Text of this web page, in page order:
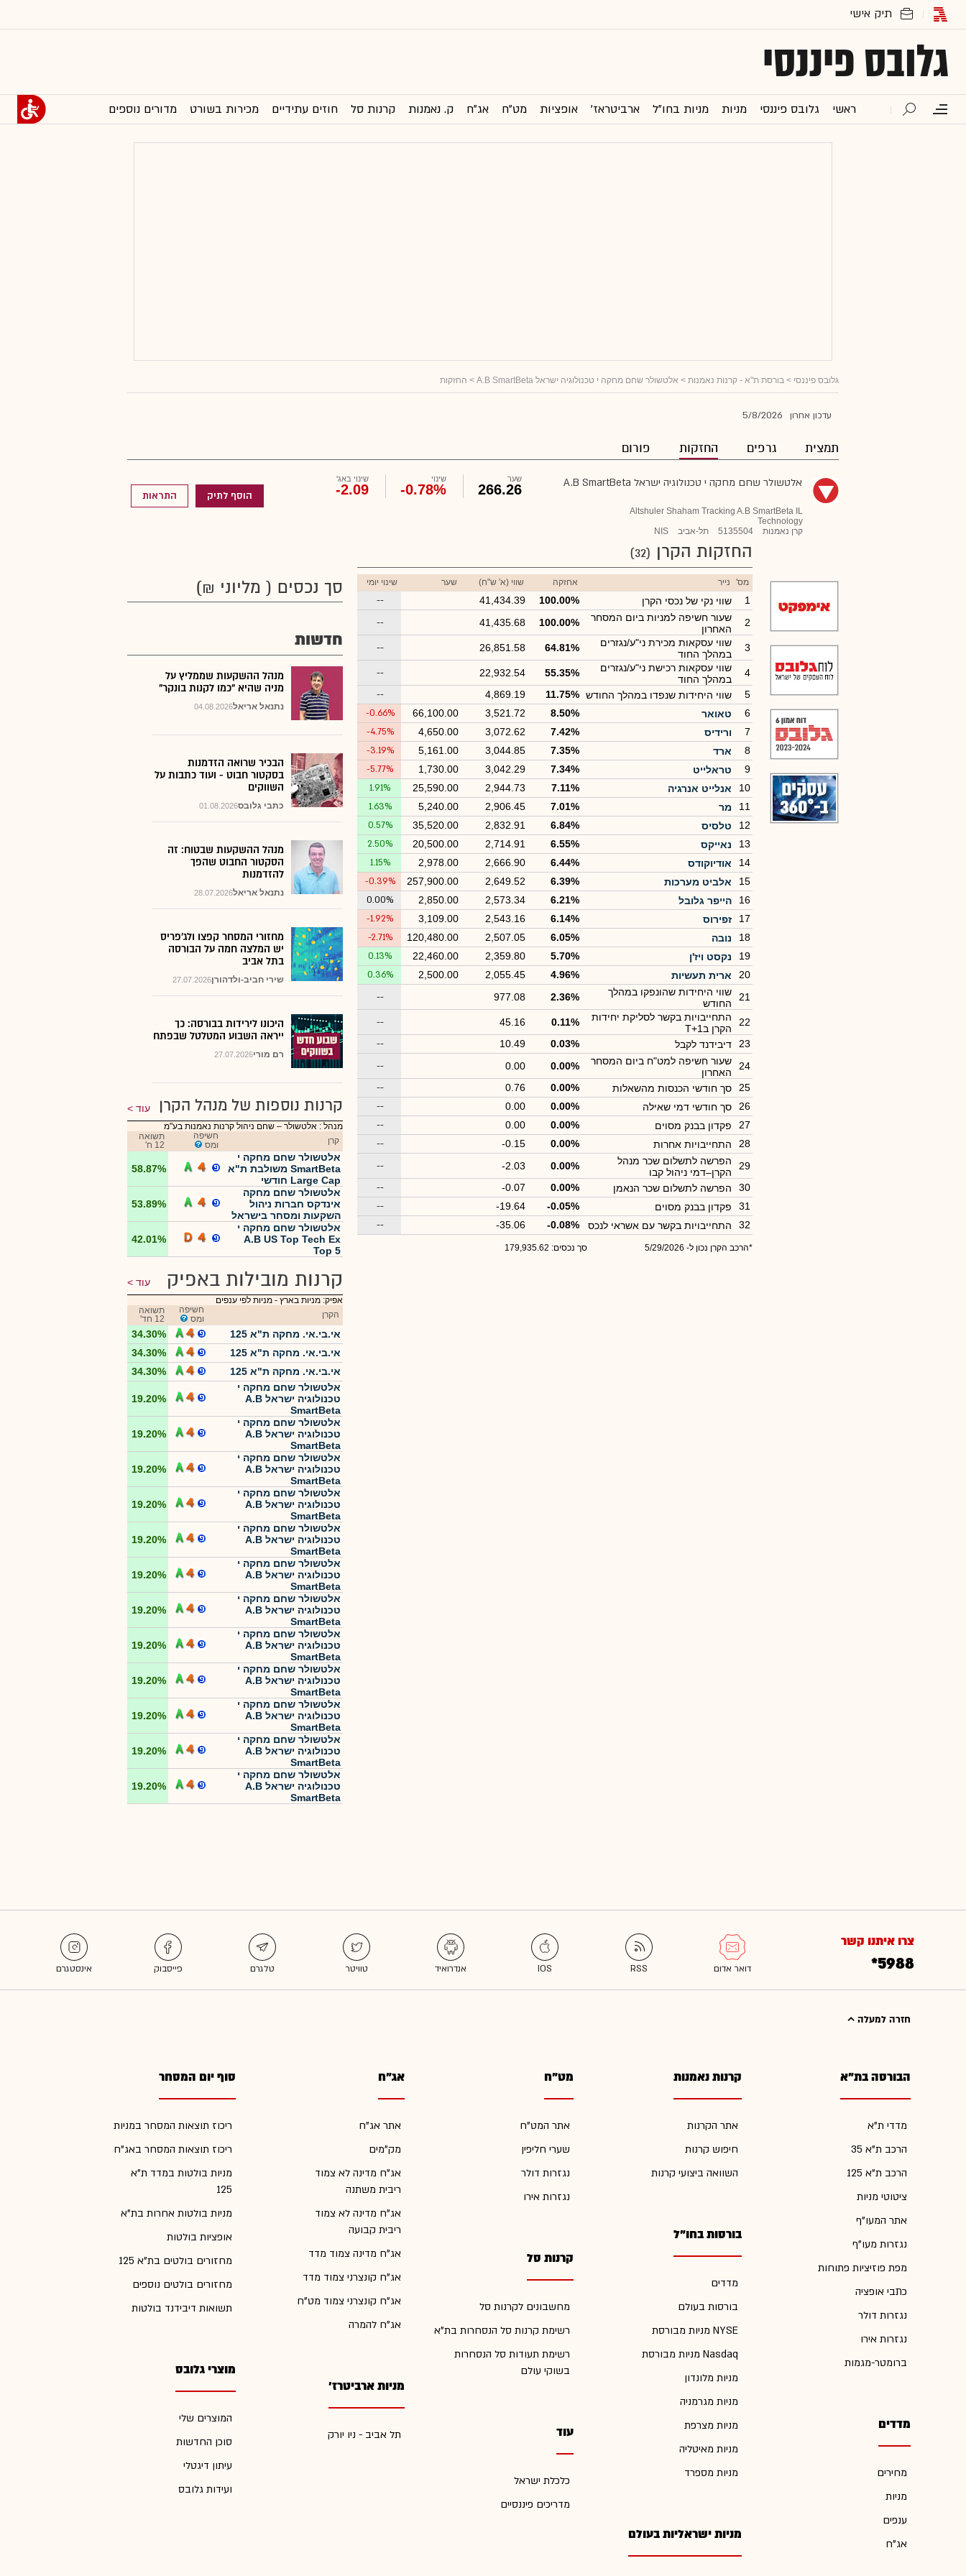
גלובס פיננסי
ראשי גלובס פיננסי מניות מניות בחו"ל ארביטראז' אופציות מט"ח אג"ח ק. נאמנות קרנות סל חוזים עתידיים מכירות בשורט מדורים נוספים
גלובס פיננסי > בורסת ת"א - קרנות נאמנות > אלטשולר שחם מחקה י טכנולוגיה ישראל A.B SmartBeta > החזקות
עדכון אחרון 5/8/2026
תמצית גרפים החזקות פורום
אלטשולר שחם מחקה י טכנולוגיה ישראל A.B SmartBeta
Altshuler Shaham Tracking A.B SmartBeta IL
Technology
קרן נאמנות
5135504 תל-אביב NIS
שער
266.26
שינוי
-0.78%
שינוי באג'
-2.09 הוסף לתיק התראות
החזקות הקרן (32)
מס' נייר אחזקה שווי (א' ש"ח) שער שינוי יומי
1 שווי נקי של נכסי הקרן 100.00%
41,434.39
--
2
שעור חשיפה למניות ביום המסחר
האחרון
100.00%
41,435.68
--
3
שווי עסקאות מכירת ני"ע/נגזרים
במהלך החוד
64.81%
26,851.58
--
4
שווי עסקאות רכישת ני"ע/נגזרים
במהלך החוד
55.35%
22,932.54
--
5
שווי היחידות שנפדו במהלך החודש 11.75%
4,869.19
--
6
טאואר 8.50%
3,521.72
66,100.00
-0.66%
7
ורידיס 7.42%
3,072.62
4,650.00
-4.75%
8
ארד 7.35%
3,044.85
5,161.00
-3.19%
9
טראלייט 7.34%
3,042.29
1,730.00
-5.77%
10
אנלייט אנרגיה 7.11%
2,944.73
25,590.00
1.91%
11
מר 7.01%
2,906.45
5,240.00
1.63%
12
טלסיס 6.84%
2,832.91
35,520.00
0.57%
13
נאייקס 6.55%
2,714.91
20,500.00
2.50%
14
אודיוקודס 6.44%
2,666.90
2,978.00
1.15%
15
אלביט מערכות 6.39%
2,649.52
257,900.00
-0.39%
16
הייפר גלובל 6.21%
2,573.34
2,850.00
0.00%
17
זפירוס 6.14%
2,543.16
3,109.00
-1.92%
18
נובה 6.05%
2,507.05
120,480.00
-2.71%
19
נקסט ויז'ן 5.70%
2,359.80
22,460.00
0.13%
20
ארית תעשיות 4.96%
2,055.45
2,500.00
0.36%
21
שווי היחידות שהונפקו במהלך
החודש
2.36%
977.08
--
22
התחייבויות בקשר לסליקת יחידות
הקרן בT+1
0.11%
45.16
--
23
דיבידנד לקבל 0.03%
10.49
--
24
שעור חשיפה למט"ח ביום המסחר
האחרון
0.00%
0.00
--
25
סך חודשי הכנסות מהשאלות 0.00%
0.76
--
26
סך חודשי דמי שאילה 0.00%
0.00
--
27
פקדון בבנק מסוים 0.00%
0.00
--
28
התחייבויות אחרות 0.00%
-0.15
--
29
הפרשה לתשלום שכר מנהל
הקרן–דמי ניהול קבו
0.00%
-2.03
--
30
הפרשה לתשלום שכר הנאמן 0.00%
-0.07
--
31
פקדון בבנק מסוים -0.05%
-19.64
--
32
התחייבויות בקשר עם אשראי לנכס -0.08%
-35.06
--
*הרכב הקרן נכון ל- 5/29/2026 סך נכסים: 179,935.62
סך נכסים ( מליוני ₪)
חדשות
מנהל ההשקעות שממליץ על
מניה שהיא "כמו לקנות בונקר"
04.08.2026נתנאל אריאל
הבכיר שרואה הזדמנות
בסקטור חבוט - ועוד כתבות על
השווקים
01.08.2026כתבי גלובס
מנהל ההשקעות שבטוח: זה
הסקטור החבוט שהפך
להזדמנות
28.07.2026נתנאל אריאל
מחזורי המסחר קפצו ולג'פריס
יש המלצה חמה על הבורסה
בתל אביב
27.07.2026שירי חביב-ולדהורן
היכונו לירידות בבורסה: כך
ייראה השבוע המטלטל שבפתח
27.07.2026רם מורי
קרנות נוספות של מנהל הקרן עוד
מנהל : אלטשולר – שחם ניהול קרנות נאמנות בע"מ
קרן
חשיפה
ומס
תשואה
12 ח'
אלטשולר שחם מחקה י
SmartBeta משולבת ת"א
Large Cap חודשי
58.87%
אלטשולר שחם מחקה
אינדקס חברות ניהול
השקעות ומסחר בישראל
53.89%
אלטשולר שחם מחקה י
A.B US Top Tech Ex
Top 5
42.01%
קרנות מובילות באפיק עוד
אפיק: מניות בארץ - מניות לפי ענפים
הקרן
חשיפה
ומס
תשואה
12 חד'
אי.בי.אי. מחקה ת"א 125
34.30%
אי.בי.אי. מחקה ת"א 125
34.30%
אי.בי.אי. מחקה ת"א 125
34.30%
אלטשולר שחם מחקה י
טכנולוגיה ישראל A.B
SmartBeta
19.20%
אלטשולר שחם מחקה י
טכנולוגיה ישראל A.B
SmartBeta
19.20%
אלטשולר שחם מחקה י
טכנולוגיה ישראל A.B
SmartBeta
19.20%
אלטשולר שחם מחקה י
טכנולוגיה ישראל A.B
SmartBeta
19.20%
אלטשולר שחם מחקה י
טכנולוגיה ישראל A.B
SmartBeta
19.20%
אלטשולר שחם מחקה י
טכנולוגיה ישראל A.B
SmartBeta
19.20%
אלטשולר שחם מחקה י
טכנולוגיה ישראל A.B
SmartBeta
19.20%
אלטשולר שחם מחקה י
טכנולוגיה ישראל A.B
SmartBeta
19.20%
אלטשולר שחם מחקה י
טכנולוגיה ישראל A.B
SmartBeta
19.20%
אלטשולר שחם מחקה י
טכנולוגיה ישראל A.B
SmartBeta
19.20%
אלטשולר שחם מחקה י
טכנולוגיה ישראל A.B
SmartBeta
19.20%
אלטשולר שחם מחקה י
טכנולוגיה ישראל A.B
SmartBeta
19.20%
צרו איתנו קשר
*5988
חזרה למעלה
הבורסה בת"א
מדדי ת"א
הרכב ת"א 35
הרכב ת"א 125
ציטוטי מניות
אתר המעו"ף
נגזרות מעו"ף
מפת פוזיציות פתוחות
כתבי אופציה
נגזרות דולר
נגזרות אירו
ברומטר-מגמות
מדדים
מחירים
מניות
ענפים
אג"ח
קרנות נאמנות
אתר הקרנות
חיפוש קרנות
השוואה ביצועי קרנות
בורסות בחו"ל
מדדים
בורסות בעולם
מניות מבורסת NYSE
מניות מבורסת Nasdaq
מניות מלונדון
מניות מגרמניה
מניות מצרפת
מניות מאיטליה
מניות מספרד
מניות ישראליות בעולם
מט"ח
אתר המט"ח
שערי חליפין
נגזרות דולר
נגזרות אירו
קרנות סל
מחשבונים לקרנות סל
רשימת קרנות סל הנסחרות בת"א
רשימת תעודות סל הנסחרות
בשוקי עולם
עוד
כלכלת ישראל
מדריכים פיננסיים
אג"ח
אתר אג"ח
מק"מים
אג"ח מדינה לא צמוד
ריבית משתנה
אג"ח מדינה לא צמוד
ריבית קבועה
אג"ח מדינה צמוד מדד
אג"ח קונצרני צמוד מדד
אג"ח קונצרני צמוד מט"ח
אג"ח להמרה
מניות ארביטרז'
תל אביב - ניו יורק
סוף יום המסחר
ריכוז תוצאות המסחר במניות
ריכוז תוצאות המסחר באג"ח
מניות בולטות במדד ת"א
125
מניות בולטות אחרות בת"א
אופציות בולטות
מחזורים בולטים בת"א 125
מחזורים בולטים נוספים
תשואות דיבידנד בולטות
מוצרי גלובס
המוצרים שלי
סוכן החדשות
עיתון דיגטלי
ועידות גלובס